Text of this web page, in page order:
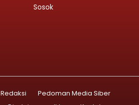
Sosok
Redaksi
Pedoman Media Siber